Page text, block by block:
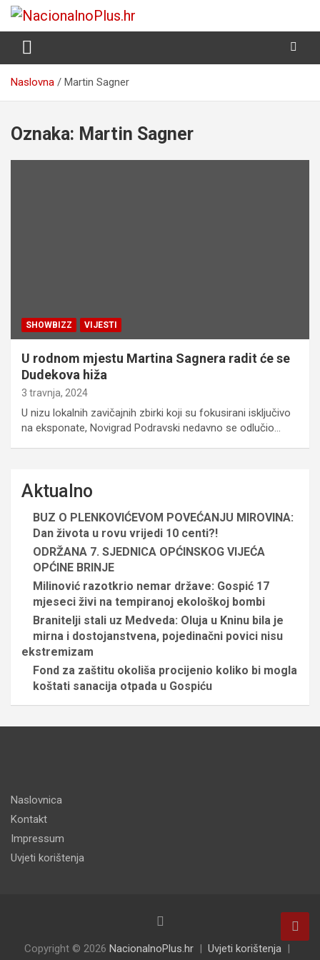
Skip
NacionalnoPlus.hr
Nacija želi znati više
Naslovna Martin Sagner
Oznaka: Martin Sagner
SHOWBIZZ VIJESTI
U rodnom mjestu Martina Sagnera radit će se
Dudekova hiža
3 travnja, 2024
U nizu lokalnih zavičajnih zbirki koji su fokusirani isključivo
na eksponate, Novigrad Podravski nedavno se odlučio…
Aktualno
BUZ O PLENKOVIĆEVOM POVEĆANJU MIROVINA:
Dan života u rovu vrijedi 10 centi?!
ODRŽANA 7. SJEDNICA OPĆINSKOG VIJEĆA
OPĆINE BRINJE
Milinović razotkrio nemar države: Gospić 17
mjeseci živi na tempiranoj ekološkoj bombi
Branitelji stali uz Medveda: Oluja u Kninu bila je
mirna i dostojanstvena, pojedinačni povici nisu
ekstremizam
Fond za zaštitu okoliša procijenio koliko bi mogla
koštati sanacija otpada u Gospiću
Naslovnica
Kontakt
Impressum
Uvjeti korištenja
Copyright © 2026 NacionalnoPlus.hr Uvjeti korištenja